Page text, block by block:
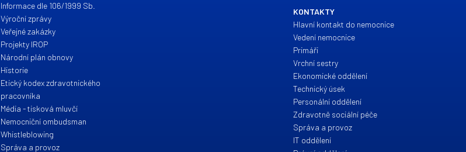
Informace dle 106/1999 Sb.
Výroční zprávy
Veřejné zakázky
Projekty IROP
Národní plán obnovy
Historie
Etický kodex zdravotnického
pracovníka
Média - tisková mluvčí
Nemocniční ombudsman
Whistleblowing
Správa a provoz
KONTAKTY
Hlavní kontakt do nemocnice
Vedení nemocnice
Primáři
Vrchní sestry
Ekonomické oddělení
Technický úsek
Personální oddělení
Zdravotně sociální péče
Správa a provoz
IT oddělení